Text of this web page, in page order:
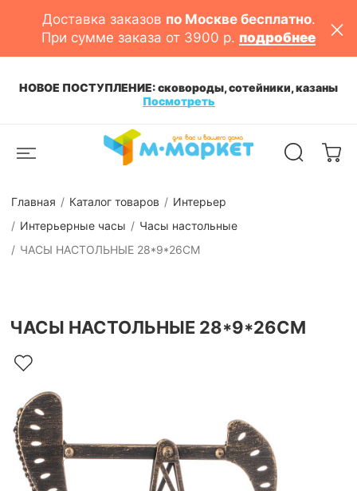
Доставка заказов по Москве бесплатно.
При сумме заказа от 3900 р. подробнее
НОВОЕ ПОСТУПЛЕНИЕ: сковороды, сотейники, казаны
Посмотреть
Главная Каталог товаров
Интерьер
Интерьерные часы
Часы настольные
ЧАСЫ НАСТОЛЬНЫЕ 28*9*26CM
ЧАСЫ НАСТОЛЬНЫЕ 28*9*26CM